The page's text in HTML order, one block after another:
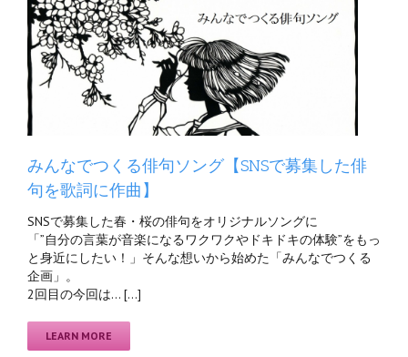
みんなでつくる俳句ソング【SNSで募集した俳
句を歌詞に作曲】
SNSで募集した春・桜の俳句をオリジナルソングに
「”自分の言葉が音楽になるワクワクやドキドキの体験”をもっ
と身近にしたい！」そんな想いから始めた「みんなでつくる
企画」。
2回目の今回は… […]
LEARN MORE